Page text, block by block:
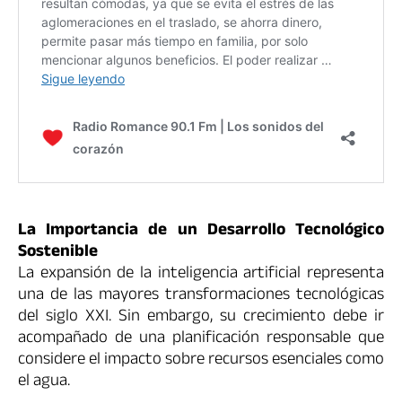
La Importancia de un Desarrollo Tecnológico
Sostenible
La expansión de la inteligencia artificial representa
una de las mayores transformaciones tecnológicas
del siglo XXI. Sin embargo, su crecimiento debe ir
acompañado de una planificación responsable que
considere el impacto sobre recursos esenciales como
el agua.